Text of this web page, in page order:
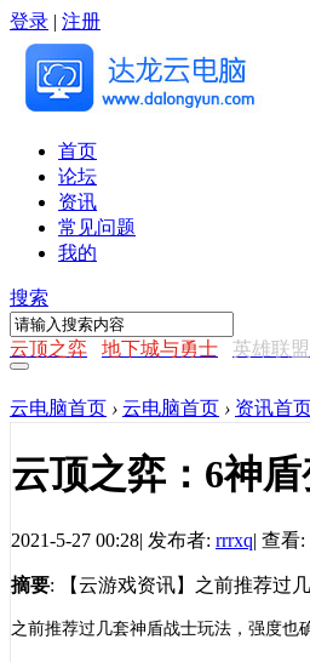
登录 | 注册
首页
论坛
资讯
常见问题
我的
搜索
云顶之弈 地下城与勇士 英雄联盟
云电脑首页 › 云电脑首页 › 资讯首
云顶之弈：6神
2021-5-27 00:28| 发布者: rrrxq| 查看:
摘要: 【云游戏资讯】之前推荐过
之前推荐过几套神盾战士玩法，强度也